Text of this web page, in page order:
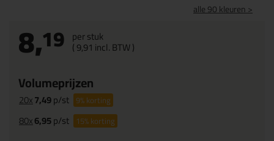
alle 90 kleuren >
8,19 per stuk
(9,91 incl. BTW )
Volumeprijzen
20x7,49p/st 9%korting
80x6,95p/st 15%korting